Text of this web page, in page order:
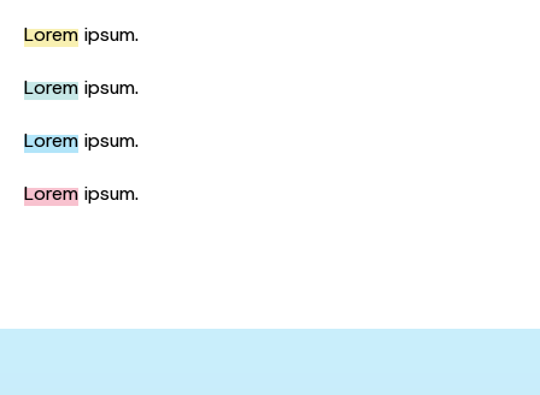
Lorem ipsum.
Lorem ipsum.
Lorem ipsum.
Lorem ipsum.